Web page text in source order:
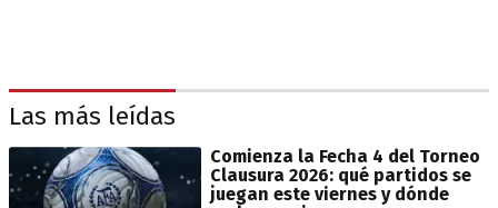
Las más leídas
Comienza la Fecha 4 del Torneo
Clausura 2026: qué partidos se
juegan este viernes y dónde